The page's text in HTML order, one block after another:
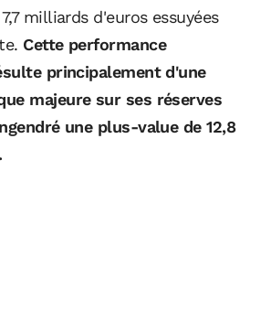
milliards d'euros essuyées
Cette performance
principalement d'une
majeure sur ses réserves
une plus-value de 12,8